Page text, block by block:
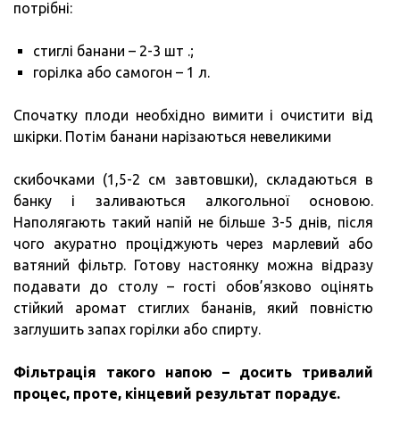
потрібні:
стиглі банани – 2-3 шт .;
горілка або самогон – 1 л.
Спочатку плоди необхідно вимити і очистити від
шкірки. Потім банани нарізаються невеликими
скибочками (1,5-2 см завтовшки), складаються в
банку і заливаються алкогольної основою.
Наполягають такий напій не більше 3-5 днів, після
чого акуратно проціджують через марлевий або
ватяний фільтр. Готову настоянку можна відразу
подавати до столу – гості обов’язково оцінять
стійкий аромат стиглих бананів, який повністю
заглушить запах горілки або спирту.
Фільтрація такого напою – досить тривалий
процес, проте, кінцевий результат порадує.